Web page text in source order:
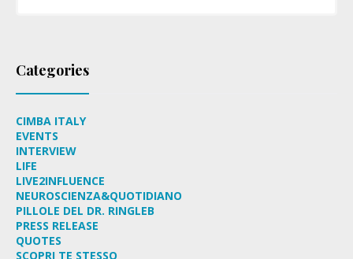
Categories
CIMBA ITALY
EVENTS
INTERVIEW
LIFE
LIVE2INFLUENCE
NEUROSCIENZA&QUOTIDIANO
PILLOLE DEL DR. RINGLEB
PRESS RELEASE
QUOTES
SCOPRI TE STESSO